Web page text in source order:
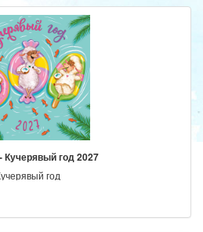
Кучерявый год 2027
год